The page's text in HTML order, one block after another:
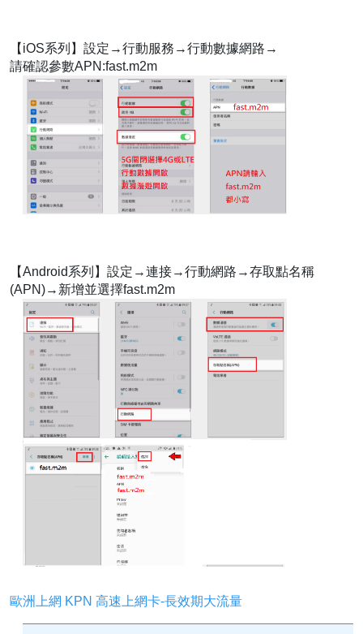
【iOS系列】設定→行動服務→行動數據網路→
請確認參數APN:fast.m2m
【Android系列】設定→連接→行動網路→存取點名稱
(APN)→新增並選擇fast.m2m
歐洲上網 KPN 高速上網卡-長效期大流量